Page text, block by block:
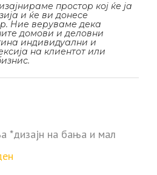
простор кој ќе ја
и ќе ви донесе
Ние веруваме дека
домови и деловни
индивидуални и
на клиентот или
*дизајн на бања и мал